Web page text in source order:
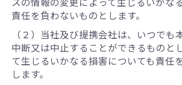
責任を負わないものとします。
（２）当社及び提携会社は、いつでも
中断又は中止することができるものと
て生じるいかなる損害についても責任
します。